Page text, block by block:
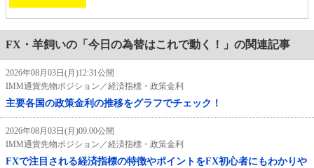
FX・羊飼いの「今日の為替はこれで動く！」の関連記事
2026年08月03日(月)12:31公開
IMM通貨先物ポジション／経済指標・政策金利
主要各国の政策金利の推移をグラフでチェック！
2026年08月03日(月)09:00公開
IMM通貨先物ポジション／経済指標・政策金利
FXで注目される経済指標の特徴やポイントをFX初心者にもわかりや